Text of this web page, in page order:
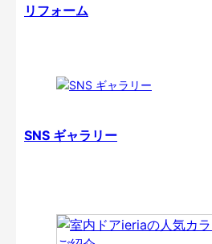
リフォーム
SNS ギャラリー